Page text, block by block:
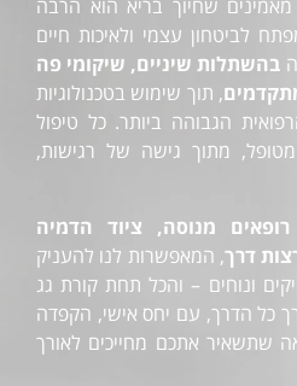
מאמינים שחיוך בריא הוא הרבה
לביטחון עצמי ולאיכות חיים
בהשתלות שיניים, שיקומי פה
, תוך שימוש בטכנולוגיות
הגבוהה ביותר. כל טיפול
מתוך גישה של רגישות,
רופאים מנוסה, ציוד הדמיה
דרך, המאפשרות לנו להעניק
ונוחים – והכל תחת קורת גג
כל הדרך, עם יחס אישי, הקפדה
שתשאיר אתכם מחייכים לאורך